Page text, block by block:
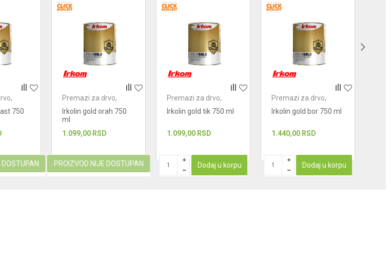
750
Premazi za drvo,
Irkolin gold orah 750
ml
1.099,00 RSD
PROIZVOD NIJE DOSTUPAN
Premazi za drvo,
Irkolin gold tik 750 ml
1.099,00 RSD
Dodaj u korpu
Premazi za drvo,
Irkolin gold bor 750 ml
1.440,00 RSD
Dodaj u korpu